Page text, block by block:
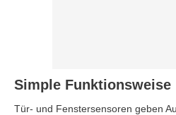
Simple Funktionsweise
Tür- und Fenstersensoren geben